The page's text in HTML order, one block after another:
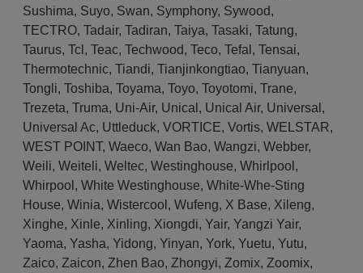
Sushima, Suyo, Swan, Symphony, Sywood,
TECTRO, Tadair, Tadiran, Taiya, Tasaki, Tatung,
Taurus, Tcl , Teac, Techwood, Teco, Tefal , Tensai,
Thermotechnic, Tiandi, Tianjinkongtiao, Tianyuan,
Tongli, Toshiba, Toyama, Toyo, Toyotomi, Trane,
Trezeta, Truma, Uni-Air, Unical , Unical Air, Universal ,
Universal Ac, Uttleduck, VORTICE, Vortis, WELSTAR,
WEST POINT, Waeco, Wan Bao, Wangzi, Webber,
Weili, Weiteli, Weltec, Westinghouse, Whirlpool ,
Whirpool , White Westinghouse, White-Whe-Sting
House, Winia, Wistercool , Wufeng, X Base, Xileng,
Xinghe, Xinle, Xinling, Xiongdi, Yair, Yangzi Yair,
Yaoma, Yasha, Yidong, Yinyan, York, Yuetu, Yutu,
Zaico, Zaicon, Zhen Bao, Zhongyi, Zomix, Zoomix,